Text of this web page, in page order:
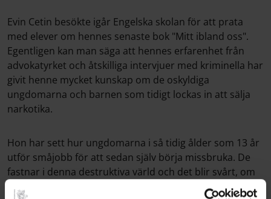
Evin Cetin besökte igår Engelska skolan för att prata
med elever om hennes senaste bok "Mitt ibland oss".
Egentligen kan man säga att hennes erfarenhet från
advokatyrket och åtskilliga intervjuer med kriminella har
givit henne mycket kunskap om de oskyldiga
ungdomarna och barnen som tidigt lockas in att sälja
narkotika.
Hon har sett hur ungdomarna i så tidig ålder som 13 år
utför småjobb för att sedan själv börja missbruka. De
fastnar i denna destruktiva värld och det blir svårt, om
inte omöjligt att lämna den i framtiden. Evin har under